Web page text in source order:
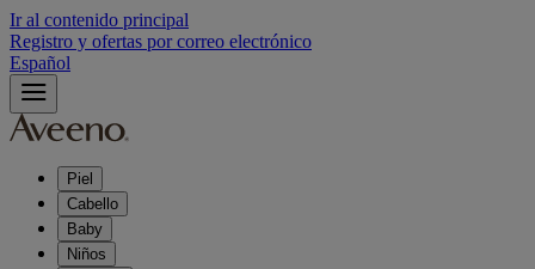
Ir al contenido principal
Registro y ofertas por correo electrónico
Español
Piel
Cabello
Baby
Niños